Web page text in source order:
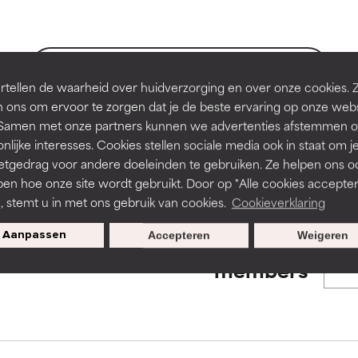
de waarheid over huidverzorging en over onze cookies.
ons om ervoor te zorgen dat je de beste ervaring op onze
met onze partners kunnen we advertenties afstemmen
interesses. Cookies stellen sociale media ook in staat om je
voor andere doeleinden te gebruiken. Ze helpen ons
hoe onze site wordt gebruikt. Door op "Alle cookies
stemt u in met ons gebruik van cookies. Cookieverklaring
Aanpassen Weigeren
Accepteren
to assess ingredients in this dictionary. Regulations
irriterend maar kan esthetische, stabiliteits- of andere
is aanwezig. Het risico wordt vergroot als het gecombineerd
ingrediënten.
droogheid, enz. veroorzaken. Kan in sommige gevallen
irriterend maar kan esthetische, stabiliteits- of andere
is aanwezig. Het risico wordt vergroot als het gecombineerd
ingrediënten.
droogheid, enz. veroorzaken. Kan in sommige gevallen
Exclusieve aanbiedingen voor
members